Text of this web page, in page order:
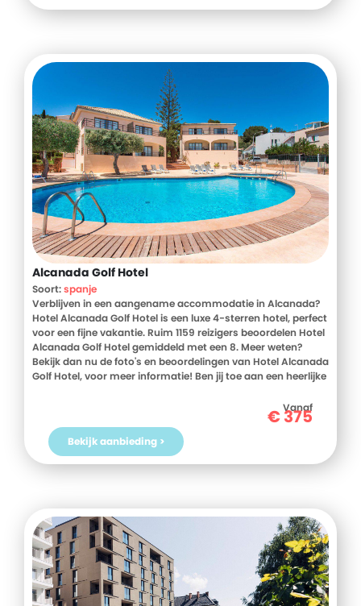
Alcanada Golf Hotel
Soort:spanje
Verblijven in een aangename accommodatie in Alcanada?
Hotel Alcanada Golf Hotel is een luxe 4-sterren hotel, perfect
voor een fijne vakantie. Ruim 1159 reizigers beoordelen Hotel
Alcanada Golf Hotel gemiddeld met een 8. Meer weten?
Bekijk dan nu de foto's en beoordelingen van Hotel Alcanada
Golf Hotel, voor meer informatie! Ben jij toe aan een heerlijke
Vanaf
€375
Bekijk aanbieding >